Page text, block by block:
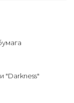
"Darkness"